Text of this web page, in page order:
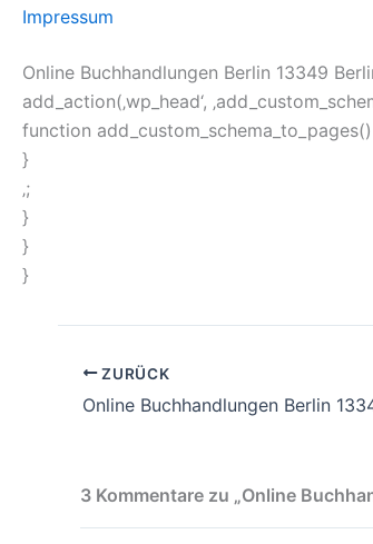
Impressum
Online Buchhandlungen Berlin 13349
add_action(‚wp_head‘,
function add_custom_schema_to_pages()
}
‚;
}
}
}
ZURÜCK
Online Buchhandlungen Berlin
3 Kommentare zu „Online